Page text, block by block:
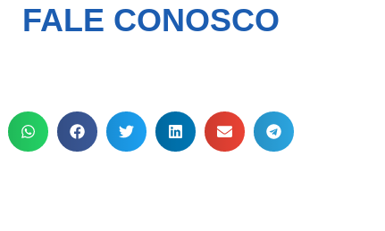
FALE CONOSCO
ainda não acendeu na sala da
justiça. Se as conversas de
bastidores se confirmarem nos
próximos dias, o jogo muda. E
talvez não dê mais tempo de